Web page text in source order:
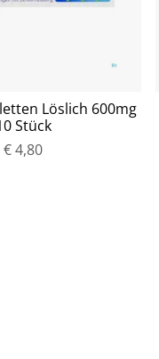
Löslich 600mg
Stück
€ 4,80
P
r